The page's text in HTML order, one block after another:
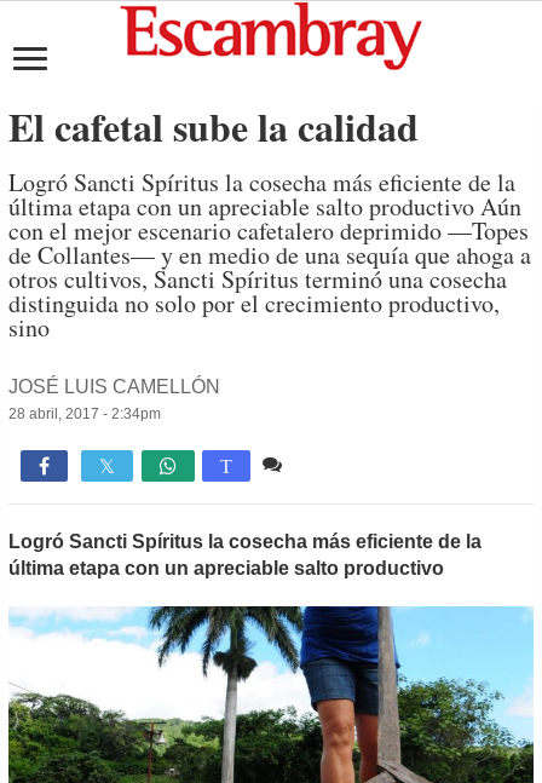
El cafetal sube la calidad
Logró Sancti Spíritus la cosecha más eficiente de la
última etapa con un apreciable salto productivo Aún
con el mejor escenario cafetalero deprimido —Topes
de Collantes— y en medio de una sequía que ahoga a
otros cultivos, Sancti Spíritus terminó una cosecha
distinguida no solo por el crecimiento productivo,
sino
JOSÉ LUIS CAMELLÓN
28 abril, 2017 - 2:34pm
 T
Logró Sancti Spíritus la cosecha más eficiente de la
última etapa con un apreciable salto productivo